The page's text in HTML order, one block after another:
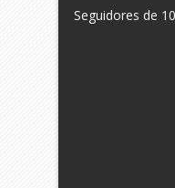
Seguidores de